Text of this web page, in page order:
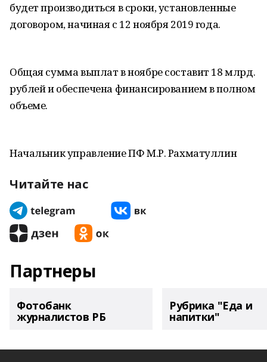
будет производиться в сроки, установленные
договором, начиная с 12 ноября 2019 года.
Общая сумма выплат в ноябре составит 18 млрд.
рублей и обеспечена финансированием в полном
объеме.
Начальник управление ПФ М.Р. Рахматуллин
Читайте нас
Партнеры
Фотобанк
журналистов РБ
Рубрика "Еда и
напитки"